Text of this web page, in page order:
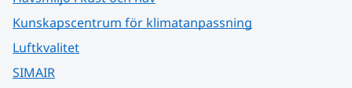
Kunskapscentrum för klimatanpassning
Luftkvalitet
SIMAIR